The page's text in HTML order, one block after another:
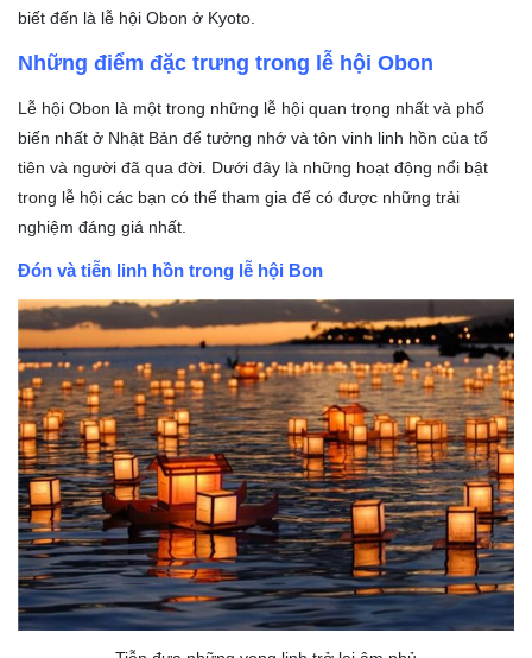
biết đến là lễ hội Obon ở Kyoto.
Những điểm đặc trưng trong lễ hội Obon
Lễ hội Obon là một trong những lễ hội quan trọng nhất và phổ
biến nhất ở Nhật Bản để tưởng nhớ và tôn vinh linh hồn của tổ
tiên và người đã qua đời. Dưới đây là những hoạt động nổi bật
trong lễ hội các bạn có thể tham gia để có được những trải
nghiệm đáng giá nhất.
Đón và tiễn linh hồn trong lễ hội Bon